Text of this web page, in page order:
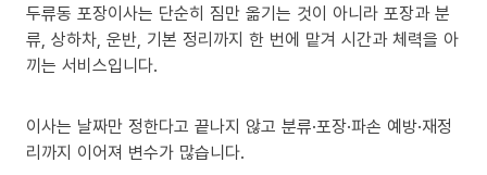
두류동 포장이사는 단순히 짐만 옮기는 것이 아니라 포장과 분
류, 상하차, 운반, 기본 정리까지 한 번에 맡겨 시간과 체력을 아
끼는 서비스입니다.
이사는 날짜만 정한다고 끝나지 않고 분류·포장·파손 예방·재정
리까지 이어져 변수가 많습니다.